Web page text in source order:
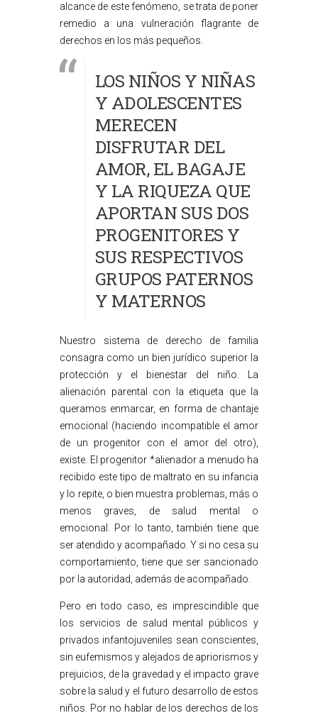
alcance de este fenómeno, se trata de poner
remedio a una vulneración flagrante de
derechos en los más pequeños.
LOS NIÑOS Y NIÑAS
Y ADOLESCENTES
MERECEN
DISFRUTAR DEL
AMOR, EL BAGAJE
Y LA RIQUEZA QUE
APORTAN SUS DOS
PROGENITORES Y
SUS RESPECTIVOS
GRUPOS PATERNOS
Y MATERNOS
Nuestro sistema de derecho de familia
consagra como un bien jurídico superior la
protección y el bienestar del niño. La
alienación parental con la etiqueta que la
queramos enmarcar, en forma de chantaje
emocional (haciendo incompatible el amor
de un progenitor con el amor del otro),
existe. El progenitor *alienador a menudo ha
recibido este tipo de maltrato en su infancia
y lo repite, o bien muestra problemas, más o
menos graves, de salud mental o
emocional. Por lo tanto, también tiene que
ser atendido y acompañado. Y si no cesa su
comportamiento, tiene que ser sancionado
por la autoridad, además de acompañado.
Pero en todo caso, es imprescindible que
los servicios de salud mental públicos y
privados infantojuveniles sean conscientes,
sin eufemismos y alejados de apriorismos y
prejuicios, de la gravedad y el impacto grave
sobre la salud y el futuro desarrollo de estos
niños. Por no hablar de los derechos de los